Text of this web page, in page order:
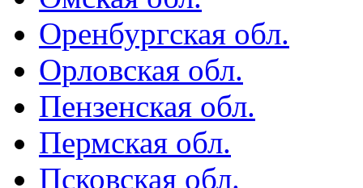
Оренбургская обл.
Орловская обл.
Пензенская обл.
Пермская обл.
Псковская обл.